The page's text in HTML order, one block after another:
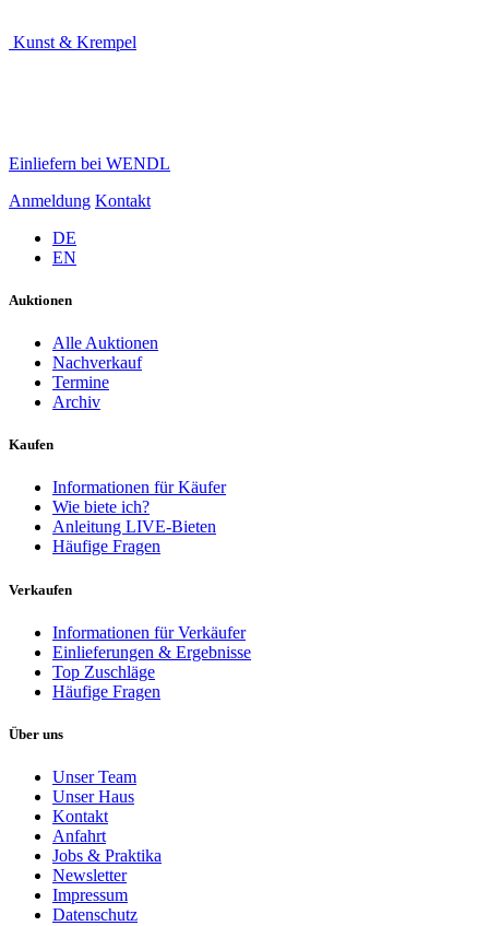
Kunst & Krempel
Einliefern bei WENDL
Anmeldung Kontakt
DE
EN
Auktionen
Alle Auktionen
Nachverkauf
Termine
Archiv
Kaufen
Informationen für Käufer
Wie biete ich?
Anleitung LIVE-Bieten
Häufige Fragen
Verkaufen
Informationen für Verkäufer
Einlieferungen & Ergebnisse
Top Zuschläge
Häufige Fragen
Über uns
Unser Team
Unser Haus
Kontakt
Anfahrt
Jobs & Praktika
Newsletter
Impressum
Datenschutz